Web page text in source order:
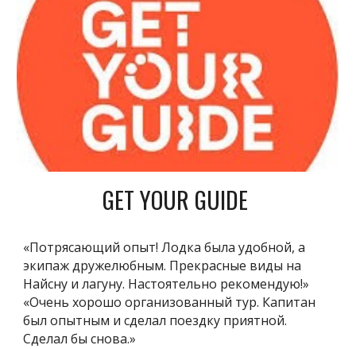
GET YOUR GUIDE
«Потрясающий опыт! Лодка была удобной, а
экипаж дружелюбным. Прекрасные виды на
Найсну и лагуну. Настоятельно рекомендую!»
«Очень хорошо организованный тур. Капитан
был опытным и сделал поездку приятной.
Сделал бы снова.»